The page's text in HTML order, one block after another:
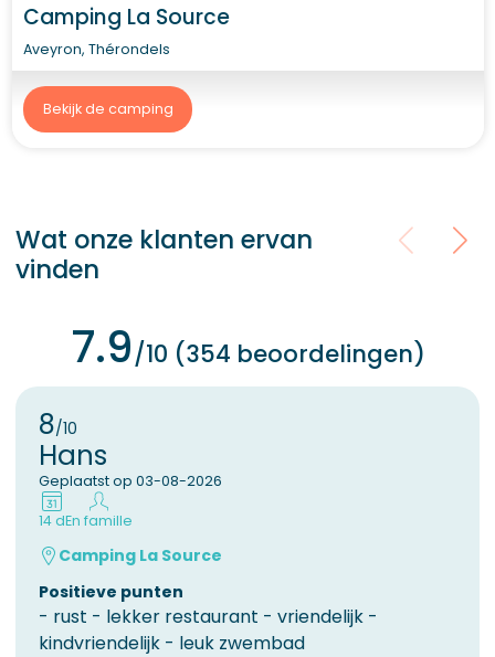
Camping La Source
Aveyron, Thérondels
Bekijk de camping
Wat onze klanten ervan
vinden
7.9/10 (354 beoordelingen)
8/10
Hans
Geplaatst op 03-08-2026
14 dEn famille
Camping La Source
Positieve punten
​- rust - lekker restaurant - vriendelijk -
kindvriendelijk - leuk zwembad